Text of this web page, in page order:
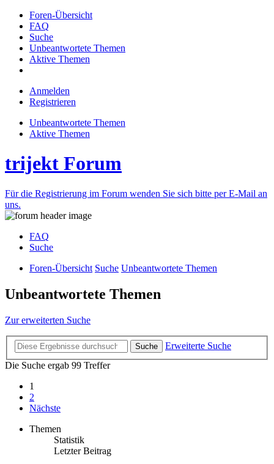
Foren-Übersicht
FAQ
Suche
Unbeantwortete Themen
Aktive Themen
Anmelden
Registrieren
Unbeantwortete Themen
Aktive Themen
trijekt Forum
Für die Registrierung im Forum wenden Sie sich bitte per E-Mail an
uns.
FAQ
Suche
Foren-Übersicht Suche Unbeantwortete Themen
Unbeantwortete Themen
Zur erweiterten Suche
Suche
Erweiterte Suche
Die Suche ergab 99 Treffer
1
2
Nächste
Themen
Statistik
Letzter Beitrag